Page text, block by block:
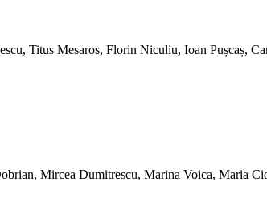
Titus Mesaros, Florin Niculiu, Ioan Pușcaș,
Mircea Dumitrescu, Marina Voica, Maria